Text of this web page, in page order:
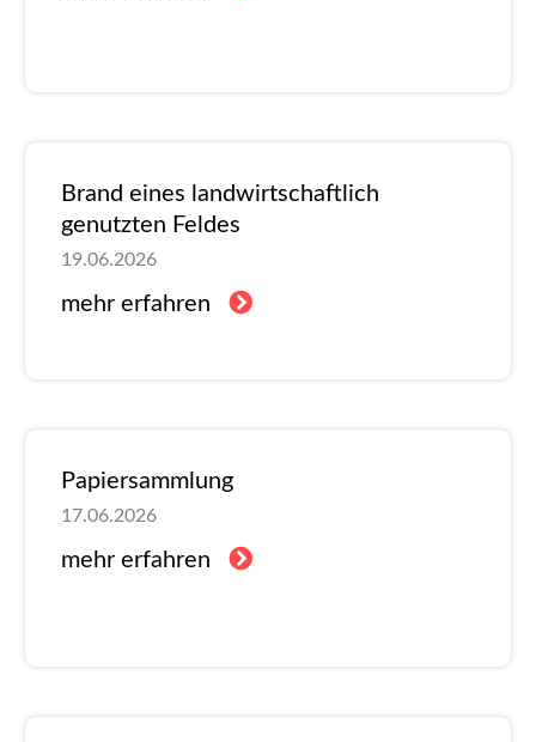
Brand eines landwirtschaftlich
genutzten Feldes
19.06.2026
mehr erfahren
Papiersammlung
17.06.2026
mehr erfahren